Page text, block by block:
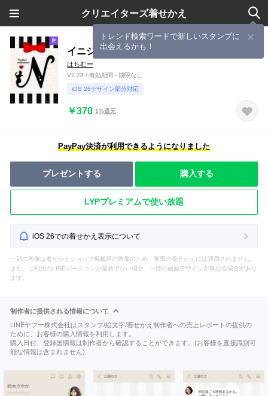
クリエイターズ着せかえ
トレンド検索ワードで新しいスタンプに
出会えるかも！
イニシャルコレクション -N-.
はちむー
V2.28 / 有効期間 - 期限なし
iOS 26デザイン部分対応
￥370 1%還元
PayPay決済が利用できるようになりました
プレゼントする 購入する
LYPプレミアムで使い放題
iOS 26での着せかえ表示について
一部の画像は着せかえショップ掲載用の画像のため、実際の着せかえには適用されません。
また、ご利用のLINEバージョンが最新でない場合、一部の画面デザインが異なる場合があり
ます。
制作者に提供される情報について
LINEヤフー株式会社はスタンプ/絵文字/着せかえ制作者への売上レポートの提供の
ために、お客様の購入情報を利用します。
購入日付、登録国情報は制作者から確認することができます。(お客様を直接識別可
能な情報は含まれません)